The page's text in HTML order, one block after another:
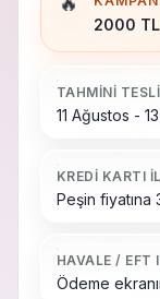
2000
TAHMINI
11 Ağustos -
KREDI KARTI
Peşin fiyatına
HAVALE / EFT
Ödeme